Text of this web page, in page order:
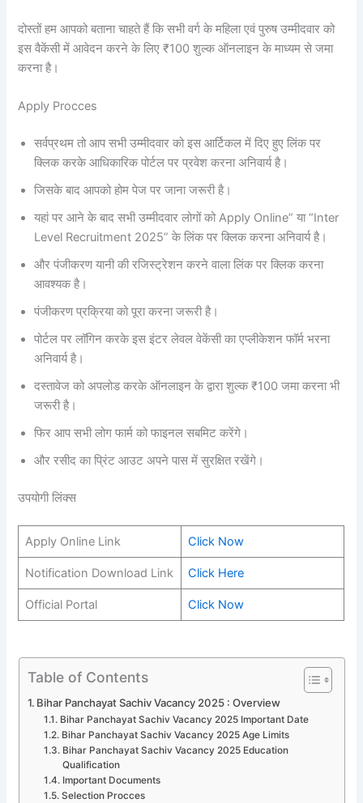
दोस्तों हम आपको बताना चाहते हैं कि सभी वर्ग के महिला एवं पुरुष उम्मीदवार को
इस वैकेंसी में आवेदन करने के लिए ₹100 शुल्क ऑनलाइन के माध्यम से जमा
करना है।
Apply Procces
सर्वप्रथम तो आप सभी उम्मीदवार को इस आर्टिकल में दिए हुए लिंक पर
क्लिक करके आधिकारिक पोर्टल पर प्रवेश करना अनिवार्य है।
जिसके बाद आपको होम पेज पर जाना जरूरी है।
यहां पर आने के बाद सभी उम्मीदवार लोगों को Apply Online” या “Inter
Level Recruitment 2025” के लिंक पर क्लिक करना अनिवार्य है।
और पंजीकरण यानी की रजिस्ट्रेशन करने वाला लिंक पर क्लिक करना
आवश्यक है।
पंजीकरण प्रक्रिया को पूरा करना जरूरी है।
पोर्टल पर लॉगिन करके इस इंटर लेवल वेकेंसी का एप्लीकेशन फॉर्म भरना
अनिवार्य है।
दस्तावेज को अपलोड करके ऑनलाइन के द्वारा शुल्क ₹100 जमा करना भी
जरूरी है।
फिर आप सभी लोग फार्म को फाइनल सबमिट करेंगे।
और रसीद का प्रिंट आउट अपने पास में सुरक्षित रखेंगे।
उपयोगी लिंक्स
Apply Online Link Click Now
Notification Download Link Click Here
Official Portal Click Now
Table of Contents
Bihar Panchayat Sachiv Vacancy 2025 : Overview
Bihar Panchayat Sachiv Vacancy 2025 Important Date
Bihar Panchayat Sachiv Vacancy 2025 Age Limits
Bihar Panchayat Sachiv Vacancy 2025 Education
Qualification
Important Documents
Selection Procces